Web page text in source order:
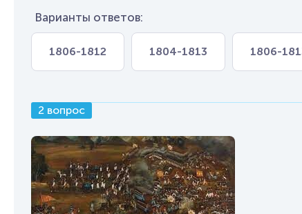
Варианты ответов:
1806-1812 1804-1813 1806-
2 вопрос